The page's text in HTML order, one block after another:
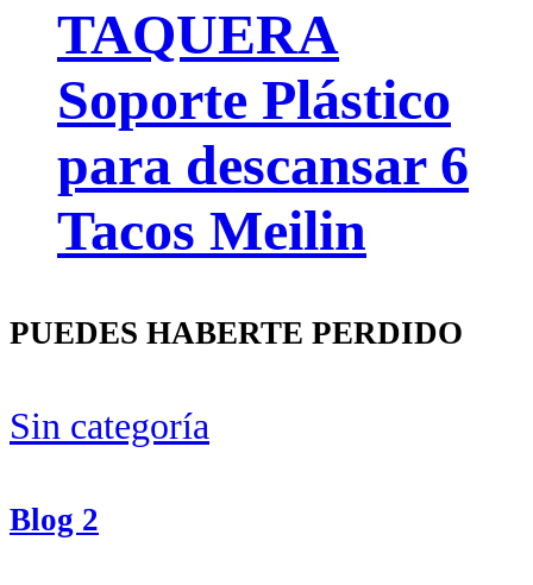
TAQUERA
Soporte Plástico
para descansar 6
Tacos Meilin
PUEDES HABERTE PERDIDO
Sin categoría
Blog 2